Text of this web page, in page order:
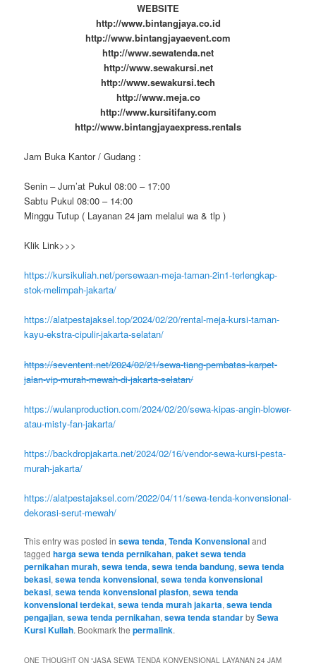
WEBSITE
http://www.bintangjaya.co.id
http://www.bintangjayaevent.com
http://www.sewatenda.net
http://www.sewakursi.net
http://www.sewakursi.tech
http://www.meja.co
http://www.kursitifany.com
http://www.bintangjayaexpress.rentals
Jam Buka Kantor / Gudang :
Senin – Jum’at Pukul 08:00 – 17:00
Sabtu Pukul 08:00 – 14:00
Minggu Tutup ( Layanan 24 jam melalui wa & tlp )
Klik Link>>>
https://kursikuliah.net/persewaan-meja-taman-2in1-terlengkap-
stok-melimpah-jakarta/
https://alatpestajaksel.top/2024/02/20/rental-meja-kursi-taman-
kayu-ekstra-cipulir-jakarta-selatan/
https://seventent.net/2024/02/21/sewa-tiang-pembatas-karpet-
jalan-vip-murah-mewah-di-jakarta-selatan/
https://wulanproduction.com/2024/02/20/sewa-kipas-angin-blower-
atau-misty-fan-jakarta/
https://backdropjakarta.net/2024/02/16/vendor-sewa-kursi-pesta-
murah-jakarta/
https://alatpestajaksel.com/2022/04/11/sewa-tenda-konvensional-
dekorasi-serut-mewah/
This entry was posted insewa tenda,Tenda Konvensionaland
taggedharga sewa tenda pernikahan,paket sewa tenda
pernikahan murah,sewa tenda,sewa tenda bandung,sewa tenda
bekasi,sewa tenda konvensional,sewa tenda konvensional
bekasi,sewa tenda konvensional plasfon,sewa tenda
konvensional terdekat,sewa tenda murah jakarta,sewa tenda
pengajian,sewa tenda pernikahan,sewa tenda standarbySewa
Kursi Kuliah. Bookmark thepermalink.
ONE THOUGHT ON “JASA SEWA TENDA KONVENSIONAL LAYANAN 24 JAM